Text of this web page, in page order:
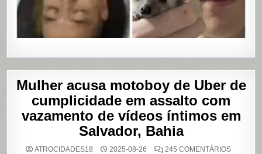
Mulher acusa motoboy de Uber de
cumplicidade em assalto com
vazamento de vídeos íntimos em
Salvador, Bahia
ATROCIDADES18 2025-08-26 245 COMENTÁRIOSEM